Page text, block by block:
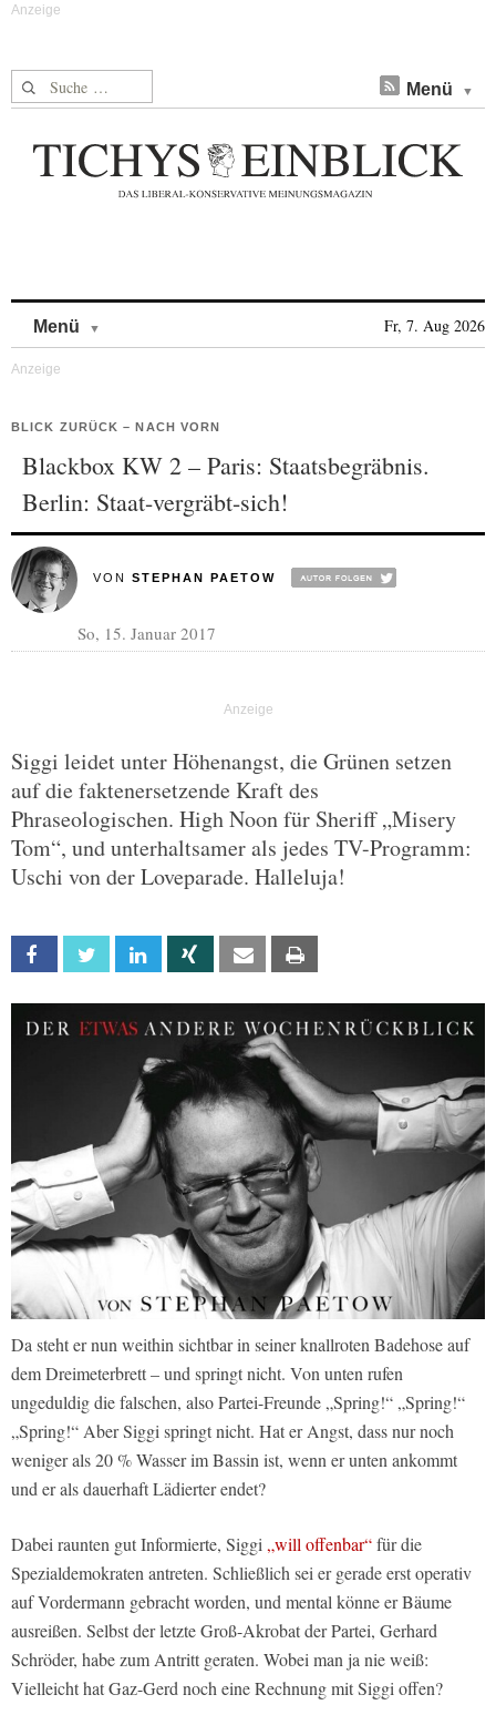
Suche nach: Menü
Menü Fr, 7. Aug 2026
BLICK ZURÜCK – NACH VORN
Blackbox KW 2 – Paris: Staatsbegräbnis.
Berlin: Staat-vergräbt-sich!
VON STEPHAN PAETOW
So, 15. Januar 2017
Siggi leidet unter Höhenangst, die Grünen setzen
auf die faktenersetzende Kraft des
Phraseologischen. High Noon für Sheriff „Misery
Tom“, und unterhaltsamer als jedes TV-Programm:
Uschi von der Loveparade. Halleluja!
Facebook Twitter Linkedin Xing Email
Da steht er nun weithin sichtbar in seiner knallroten Badehose auf
dem Dreimeterbrett – und springt nicht. Von unten rufen
ungeduldig die falschen, also Partei-Freunde „Spring!“ „Spring!“
„Spring!“ Aber Siggi springt nicht. Hat er Angst, dass nur noch
weniger als 20 % Wasser im Bassin ist, wenn er unten ankommt
und er als dauerhaft Lädierter endet?
Dabei raunten gut Informierte, Siggi„will offenbar“für die
Spezialdemokraten antreten. Schließlich sei er gerade erst operativ
auf Vordermann gebracht worden, und mental könne er Bäume
ausreißen. Selbst der letzte Groß-Akrobat der Partei, Gerhard
Schröder, habe zum Antritt geraten. Wobei man ja nie weiß:
Vielleicht hat Gaz-Gerd noch eine Rechnung mit Siggi offen?